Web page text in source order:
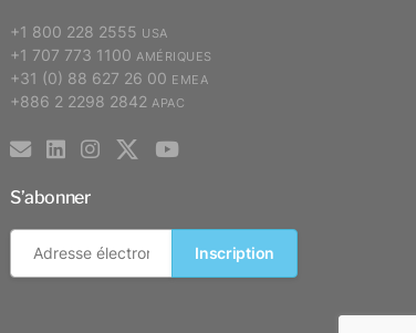
+1 800 228 2555 USA
+1 707 773 1100 AMÉRIQUES
+31 (0) 88 627 26 00 EMEA
+886 2 2298 2842 APAC
S’abonner
Inscription